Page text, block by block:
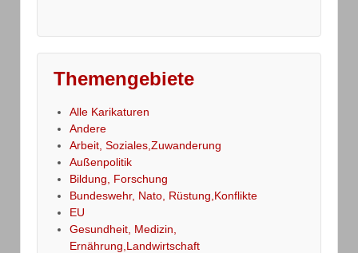
Themengebiete
Alle Karikaturen
Andere
Arbeit, Soziales,Zuwanderung
Außenpolitik
Bildung, Forschung
Bundeswehr, Nato, Rüstung,Konflikte
EU
Gesundheit, Medizin,
Ernährung,Landwirtschaft